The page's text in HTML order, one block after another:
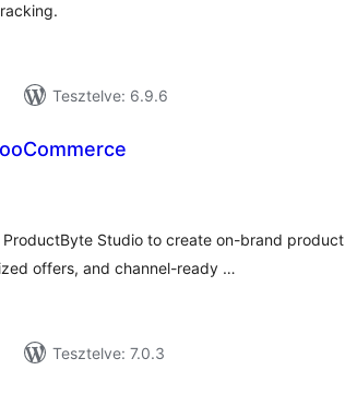
Tesztelve: 6.9.6
Studio to create on-brand product
offers, and channel-ready …
Tesztelve: 7.0.3